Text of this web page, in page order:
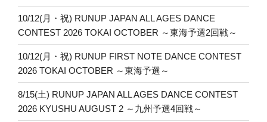
10/12(月・祝) RUNUP JAPAN ALL AGES DANCE
CONTEST 2026 TOKAI OCTOBER ～東海予選2回戦～
10/12(月・祝) RUNUP FIRST NOTE DANCE CONTEST
2026 TOKAI OCTOBER ～東海予選～
8/15(土) RUNUP JAPAN ALL AGES DANCE CONTEST
2026 KYUSHU AUGUST 2 ～九州予選4回戦～